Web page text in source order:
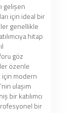
gelişen
için ideal bir
genellikle
hitap
göz
özenle
için modern
ulaşım
bir katılımcı
bir